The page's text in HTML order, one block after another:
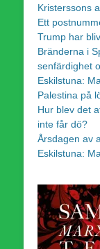
Kristerssons
Ett
Trump har
Bränderna i
senfärdighet
Eskilstuna:
Palestina på
Hur blev det
inte får dö?
Årsdagen av
Eskilstuna: